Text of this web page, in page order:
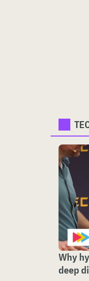
Why
deep